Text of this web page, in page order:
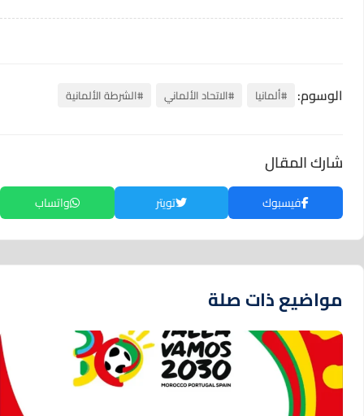
الوسوم: #ألمانيا #الاتحاد الألماني #الشرطة الألمانية
شارك المقال
فيسبوك تويتر واتساب
مواضيع ذات صلة